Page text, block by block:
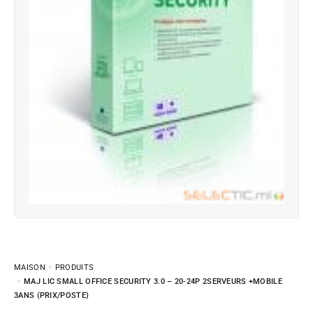
MAISON
PRODUITS
MAJ LIC SMALL OFFICE SECURITY 3.0 – 20-24P 2SERVEURS +MOBILE
3ANS (PRIX/POSTE)